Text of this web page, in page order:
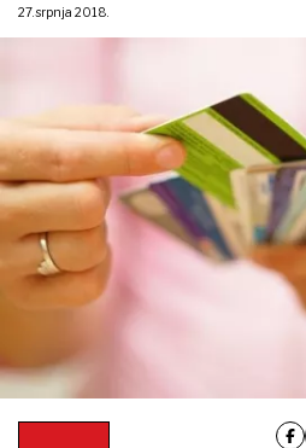
27. srpnja 2018.